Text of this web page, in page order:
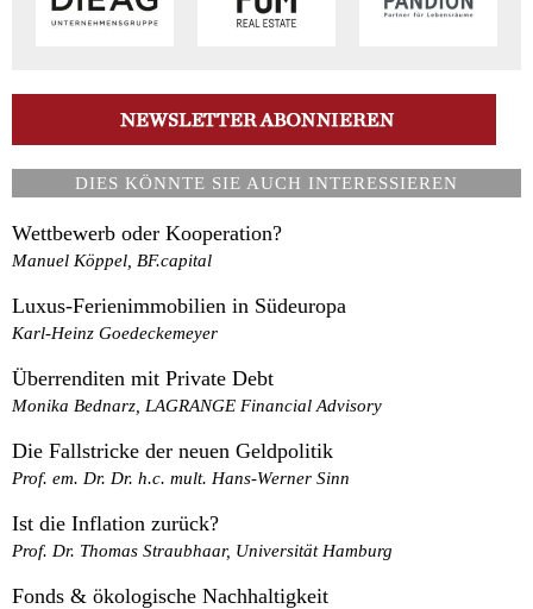
DIES KÖNNTE SIE AUCH INTERESSIEREN
Wettbewerb oder Kooperation?
Manuel Köppel, BF.capital
Luxus-Ferienimmobilien in Südeuropa
Karl-Heinz Goedeckemeyer
Überrenditen mit Private Debt
Monika Bednarz, LAGRANGE Financial Advisory
Die Fallstricke der neuen Geldpolitik
Prof. em. Dr. Dr. h.c. mult. Hans-Werner Sinn
Ist die Inflation zurück?
Prof. Dr. Thomas Straubhaar, Universität Hamburg
Fonds & ökologische Nachhaltigkeit